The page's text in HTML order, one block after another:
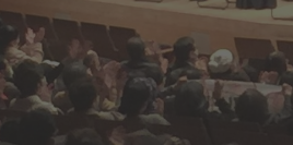
動画で見る山響
団体情報